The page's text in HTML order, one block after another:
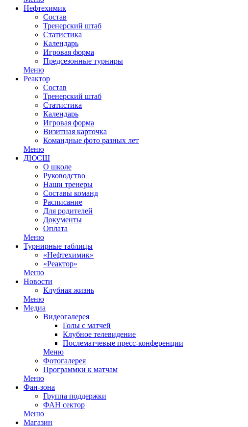
Нефтехимик
Состав
Тренерский штаб
Статистика
Календарь
Игровая форма
Предсезонные турниры
Меню
Реактор
Состав
Тренерский штаб
Статистика
Календарь
Игровая форма
Визитная карточка
Командные фото разных лет
Меню
ДЮСШ
О школе
Руководство
Наши тренеры
Составы команд
Расписание
Для родителей
Документы
Оплата
Меню
Турнирные таблицы
«Нефтехимик»
«Реактор»
Меню
Новости
Клубная жизнь
Меню
Медиа
Видеогалерея
Голы с матчей
Клубное телевидение
Послематчевые пресс-конференции
Меню
Фотогалерея
Программки к матчам
Меню
Фан-зона
Группа поддержки
ФАН сектор
Меню
Магазин